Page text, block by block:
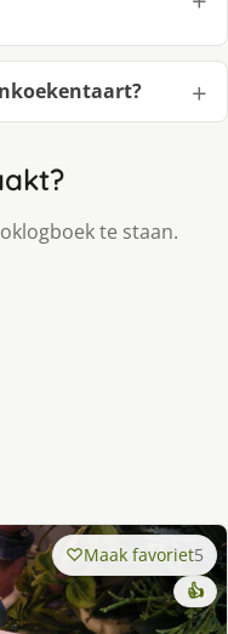
te staan.
Maak favoriet5
👍